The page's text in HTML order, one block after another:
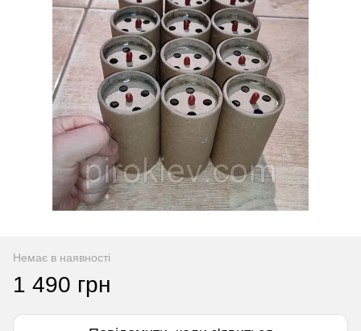
Немає в наявності
1 490 грн